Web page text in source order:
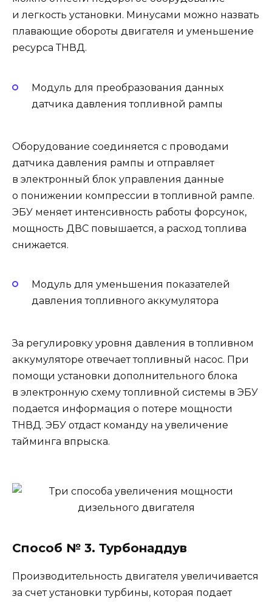
и легкость установки. Минусами можно назвать
плавающие обороты двигателя и уменьшение
ресурса ТНВД.
Модуль для преобразования данных
датчика давления топливной рампы
Оборудование соединяется с проводами
датчика давления рампы и отправляет
в электронный блок управления данные
о понижении компрессии в топливной рампе.
ЭБУ меняет интенсивность работы форсунок,
мощность ДВС повышается, а расход топлива
снижается.
Модуль для уменьшения показателей
давления топливного аккумулятора
За регулировку уровня давления в топливном
аккумуляторе отвечает топливный насос. При
помощи установки дополнительного блока
в электронную схему топливной системы в ЭБУ
подается информация о потере мощности
ТНВД. ЭБУ отдаст команду на увеличение
тайминга впрыска.
Способ № 3. Турбонаддув
Производительность двигателя увеличивается
за счет установки турбины, которая подает